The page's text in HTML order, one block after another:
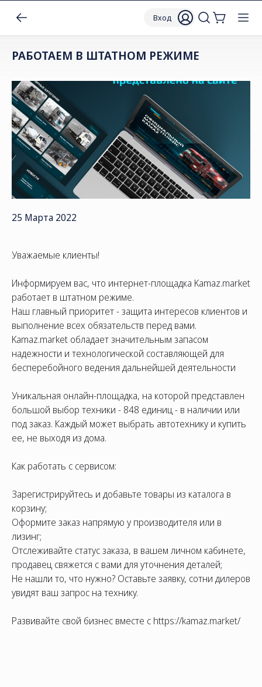
Вход
СОЦ. СЕТИ ТЕЛЕФОН
8 (800) 775-82-84
Звонок бесплатный
РАБОТАЕМ В ШТАТНОМ РЕЖИМЕ
25 Марта 2022
Уважаемые клиенты!
Информируем вас, что интернет-площадка Kamaz.market
работает в штатном режиме.
Наш главный приоритет - защита интересов клиентов и
выполнение всех обязательств перед вами.
Kamaz.market обладает значительным запасом
надежности и технологической составляющей для
бесперебойного ведения дальнейшей деятельности
Уникальная онлайн-площадка, на которой представлен
большой выбор техники - 848 единиц - в наличии или
под заказ. Каждый может выбрать автотехнику и купить
ее, не выходя из дома.
Как работать с сервисом:
Зарегистрируйтесь и добавьте товары из каталога в
корзину;
Оформите заказ напрямую у производителя или в
лизинг;
Отслеживайте статус заказа, в вашем личном кабинете,
продавец свяжется с вами для уточнения деталей;
Не нашли то, что нужно? Оставьте заявку, сотни дилеров
увидят ваш запрос на технику.
Развивайте свой бизнес вместе с https://kamaz.market/